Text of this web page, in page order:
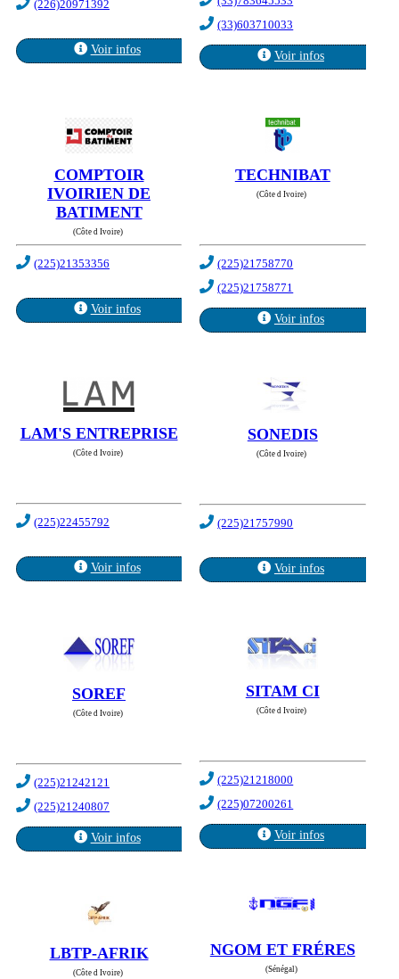
(226)20971392
Voir infos
(33)603710033
Voir infos
COMPTOIR
IVOIRIEN DE
BATIMENT
(Côte d Ivoire)
(225)21353356
Voir infos
TECHNIBAT
(Côte d Ivoire)
(225)21758770
(225)21758771
Voir infos
LAM'S ENTREPRISE
(Côte d Ivoire)
(225)22455792
Voir infos
SONEDIS
(Côte d Ivoire)
(225)21757990
Voir infos
SOREF
(Côte d Ivoire)
(225)21242121
(225)21240807
Voir infos
SITAM CI
(Côte d Ivoire)
(225)21218000
(225)07200261
Voir infos
LBTP-AFRIK
(Côte d Ivoire)
NGOM ET FRÉRES
(Sénégal)